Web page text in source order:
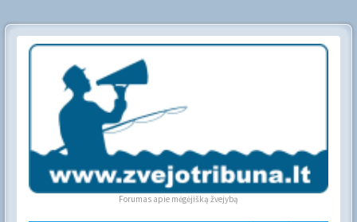
Forumas apie mėgėjišką žvejybą